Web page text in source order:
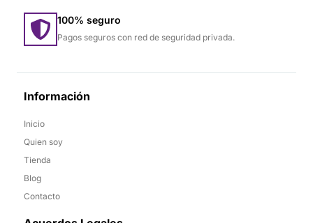
100% seguro
Pagos seguros con red de seguridad privada.
Información
Inicio
Quien soy
Tienda
Blog
Contacto